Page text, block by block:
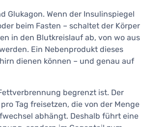
Glukagon. Wenn der Insulinspiegel
beim Fasten – schaltet der Körper
in den Blutkreislauf ab, von wo aus
Ein Nebenprodukt dieses
dienen können – und genau auf
begrenzt ist. Der
Tag freisetzen, die von der Menge
abhängt. Deshalb führt eine